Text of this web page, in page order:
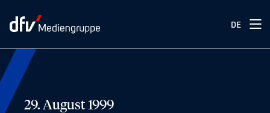
DE
29. August 1999